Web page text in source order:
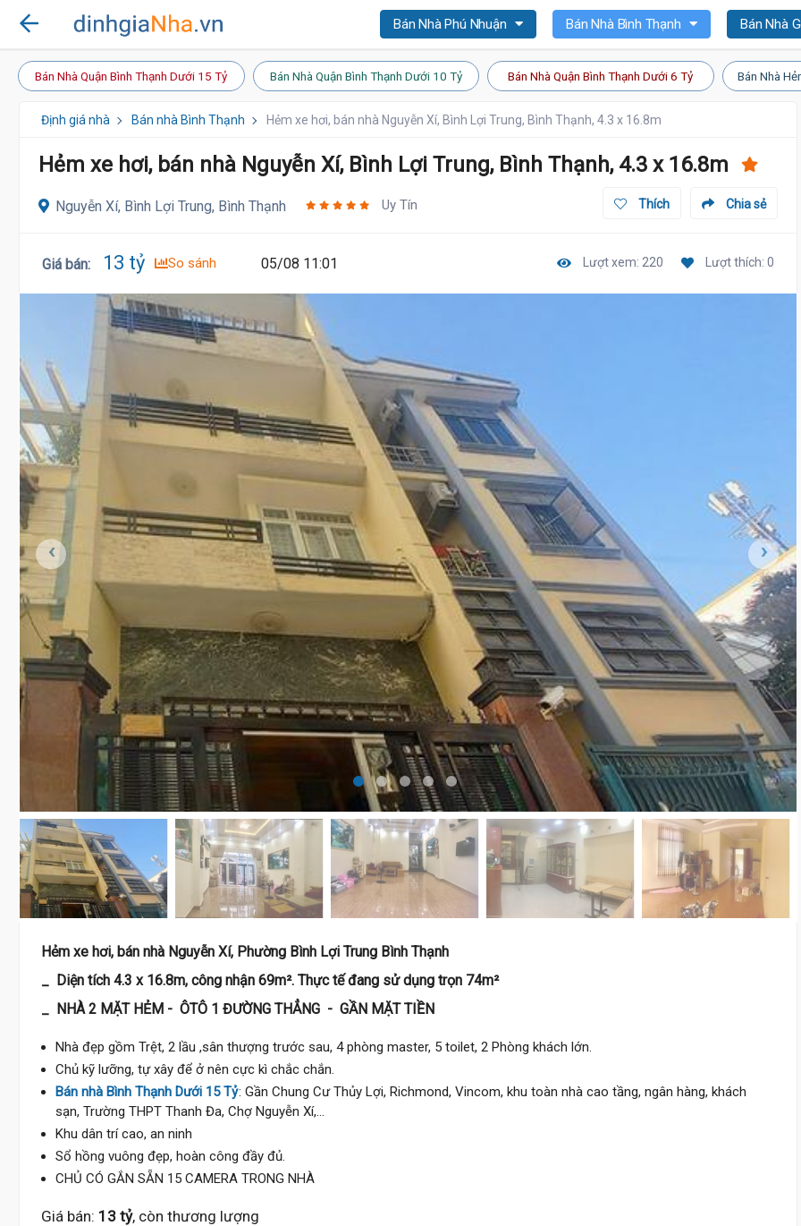
Bán Nhà Phú Nhuận Bán Nhà Bình Thạnh Bán Nhà
Bán Nhà Quận Bình Thạnh Dưới 15 Tỷ Bán Nhà Quận Bình Thạnh Dưới 10 Tỷ Bán Nhà Quận Bình Thạnh Dưới 6 Tỷ Bán Nhà
Định giá nhà Bán nhà Bình Thạnh Hẻm xe hơi, bán nhà Nguyễn Xí, Bình Lợi Trung, Bình Thạnh, 4.3 x 16.8m
Hẻm xe hơi, bán nhà Nguyễn Xí, Bình Lợi Trung, Bình Thạnh, 4.3 x 16.8m
Nguyễn Xí, Bình Lợi Trung, Bình Thạnh Uy Tín Chia sẻ
Thích
Giá bán: 13 tỷ So sánh 05/08 11:01 Lượt xem: 220 Lượt thích: 0
Hẻm xe hơi, bán nhà Nguyễn Xí, Phường Bình Lợi Trung Bình Thạnh
_ Diện tích 4.3 x 16.8m, công nhận 69m². Thực tế đang sử dụng trọn 74m²
_ NHÀ 2 MẶT HẺM - ÔTÔ 1 ĐƯỜNG THẲNG - GẦN MẶT TIỀN
Nhà đẹp gồm Trệt, 2 lầu ,sân thượng trước sau, 4 phòng master, 5 toilet, 2 Phòng khách lớn.
Chủ kỹ lưỡng, tự xây để ở nên cực kì chắc chắn.
Bán nhà Bình Thạnh Dưới 15 Tỷ: Gần Chung Cư Thủy Lợi, Richmond, Vincom, khu toàn nhà cao tầng, ngân hàng, khách
sạn, Trường THPT Thanh Đa, Chợ Nguyễn Xí,...
Khu dân trí cao, an ninh
Sổ hồng vuông đẹp, hoàn công đầy đủ.
CHỦ CÓ GẮN SẴN 15 CAMERA TRONG NHÀ
Giá bán: 13 tỷ, còn thương lượng
10 tỷ 500 triệu
Đông Bắc
10 tỷ 500 triệu
Nguyên Hồng,Bình Lợi Trung
7.3 mx 10 m
1 tầng
DT:104.2 m² 3 phòngngủ
101 triệu/m²
Đông
Lê Quang Định,Bình Lợi Trung
4.9 mx 20 m
4 tầng
DT:96.6 m² 13 phòng
144 triệu/m²
Nam
15 tỷ 880 triệu
Phạm Văn Đồng,Bình Lợi Trung